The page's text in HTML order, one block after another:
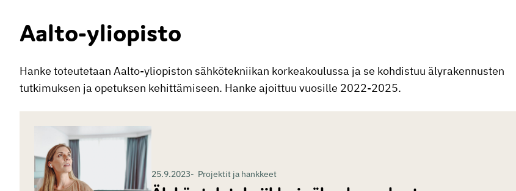
Aalto-yliopisto
Hanke toteutetaan Aalto-yliopiston sähkötekniikan korkeakoulussa ja se kohdistuu älyrakennusten
tutkimuksen ja opetuksen kehittämiseen. Hanke ajoittuu vuosille 2022-2025.
25.9.2023 Projektit ja hankkeet